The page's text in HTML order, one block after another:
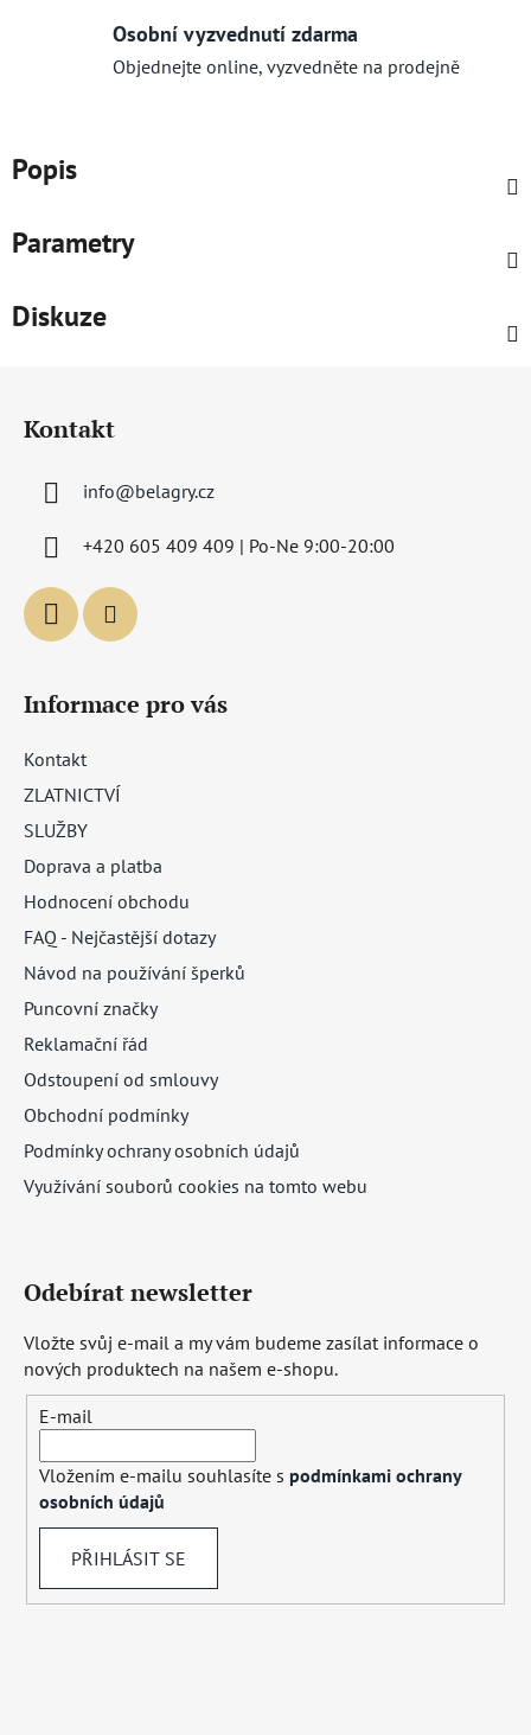
Osobní vyzvednutí zdarma
Objednejte online, vyzvedněte na prodejně
Popis
Parametry
Diskuze
Kontakt
info@belagry.cz
+420 605 409 409 | Po-Ne 9:00-20:00
Informace pro vás
Kontakt
ZLATNICTVÍ
SLUŽBY
Doprava a platba
Hodnocení obchodu
FAQ - Nejčastější dotazy
Návod na používání šperků
Puncovní značky
Reklamační řád
Odstoupení od smlouvy
Obchodní podmínky
Podmínky ochrany osobních údajů
Využívání souborů cookies na tomto webu
Odebírat newsletter
Vložte svůj e-mail a my vám budeme zasílat informace o
nových produktech na našem e-shopu.
E-mail
Vložením e-mailu souhlasíte s podmínkami ochrany
osobních údajů
PŘIHLÁSIT SE